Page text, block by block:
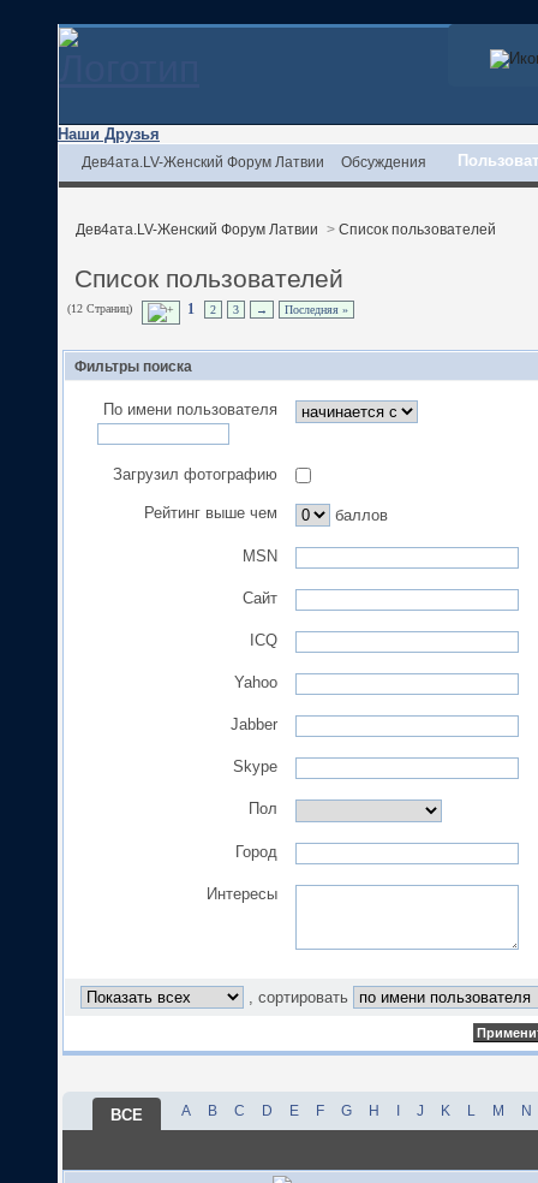
Наши Друзья
Дев4ата.LV-Женский Форум Латвии Обсуждения
Дев4ата.LV-Женский Форум Латвии > Список пользователей
Список пользователей
(12 Страниц) 1 2 3 → Последняя »
Фильтры поиска
По имени пользователя
Загрузил фотографию
Рейтинг выше чем баллов
MSN
Сайт
ICQ
Yahoo
Jabber
Skype
Пол
Город
Интересы
, сортировать
ВСЕ A B C D E F G H J K M N